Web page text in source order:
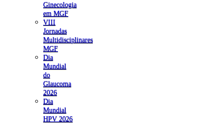
Ginecologia
em MGF
VIII
Jornadas
Multidisciplinares
MGF
Dia
Mundial
do
Glaucoma
2026
Dia
Mundial
HPV 2026